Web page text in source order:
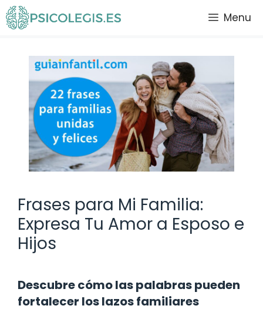
Saltar
al
Menu
Frases para Mi Familia:
Expresa Tu Amor a Esposo e
Hijos
Descubre cómo las palabras pueden
fortalecer los lazos familiares